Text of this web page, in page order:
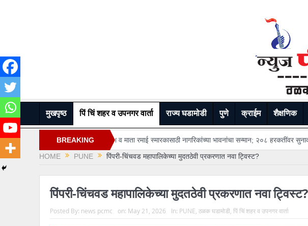
मुखपृष्ठ पिं चिं शहर व उपनगर वार्ता राज्य घडामोडी पुणे क्राईम शैक्षणिक
BREAKING
NEWS
“भिमसृष्टी मैदान व माता रमाई स्मारकासाठी नागरिकांच्या भावनांचा सन्मान; २०८ हरकतींवर सुनावणी” – अभिषेक बारणे…
HOME
PUNE पिंपरी-चिंचवड महापालिकेच्या मुदतठेवी प्रकरणात नवा ट्विस्ट?
पिंपरी-चिंचवड महापालिकेच्या मुदतठेवी प्रकरणात नवा ट्विस्ट?
Posted By: news pcmc on: May 21, 2026 In: PUNE ठळक घडामोडी, पिं चिं शहर व उपनगर वार्ता